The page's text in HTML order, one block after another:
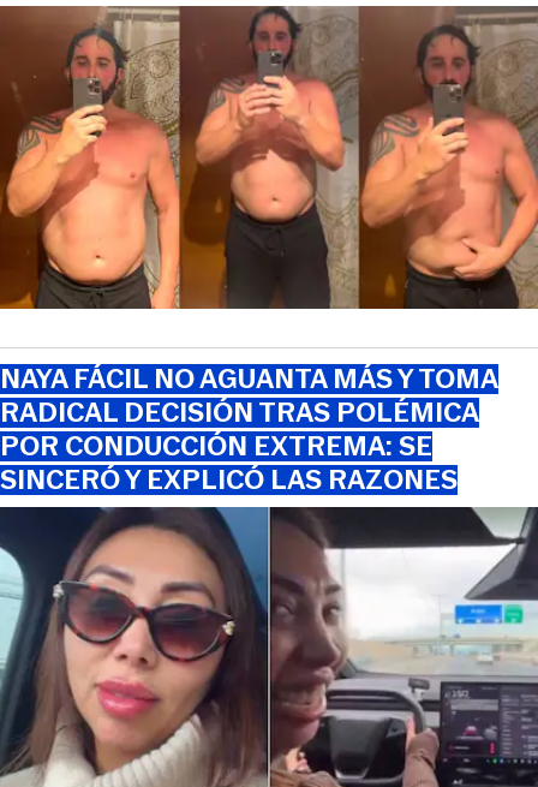
NAYA FÁCIL NO AGUANTA MÁS Y TOMA
RADICAL DECISIÓN TRAS POLÉMICA
POR CONDUCCIÓN EXTREMA: SE
SINCERÓ Y EXPLICÓ LAS RAZONES